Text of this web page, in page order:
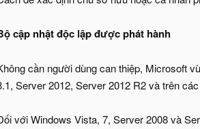
cập nhật độc lập được phát hành
cần người dùng can thiệp, Microsoft
Server 2012, Server 2012 R2 và trên
với Windows Vista, 7, Server 2008 và